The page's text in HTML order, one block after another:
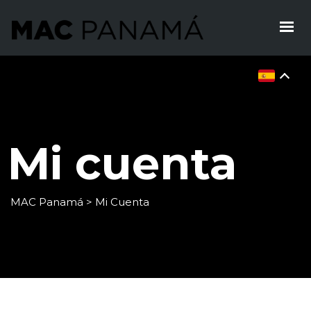
Mi cuenta
MAC Panamá > Mi Cuenta